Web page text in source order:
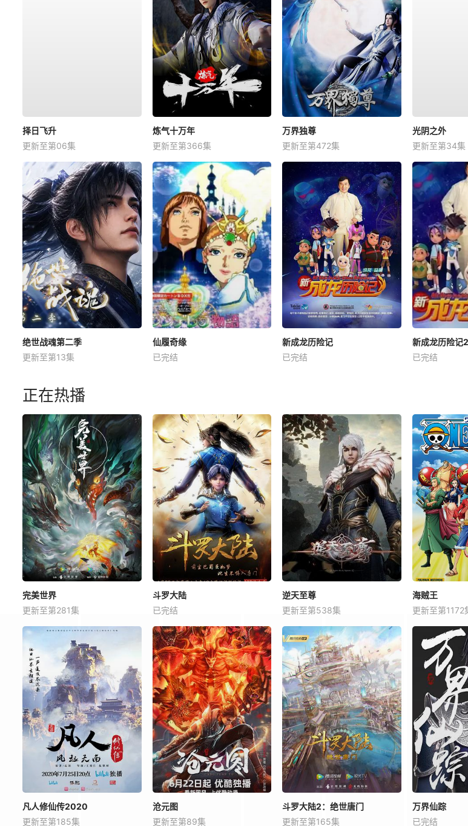
择日飞升
更新至第06集
炼气十万年
更新至第366集
万界独尊
更新至第472集
光阴之外
更新至第34集
绝世战魂第二季
更新至第13集
仙履奇缘
已完结
新成龙历险记
已完结
新成龙历险记2
已完结
正在热播
完美世界
更新至第281集
斗罗大陆
已完结
逆天至尊
更新至第538集
海贼王
更新至第1172
凡人修仙传2020
更新至第185集
沧元图
更新至第89集
斗罗大陆2：绝世唐门
更新至第165集
万界仙踪
已完结